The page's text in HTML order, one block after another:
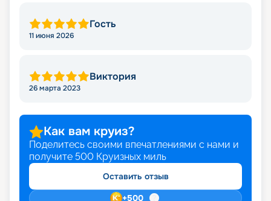
Гость
11 июня 2026
Виктория
26 марта 2023
Как вам круиз?
Поделитесь своими впечатлениями с нами и
получите 500 Круизных миль
Оставить отзыв
+500